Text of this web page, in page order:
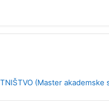
(Master akademske